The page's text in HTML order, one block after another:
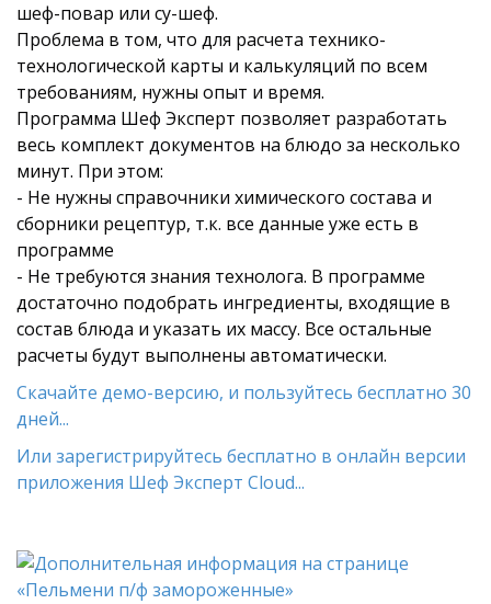
шеф-повар или су-шеф.
Проблема в том, что для расчета технико-
технологической карты и калькуляций по всем
требованиям, нужны опыт и время.
Программа Шеф Эксперт позволяет разработать
весь комплект документов на блюдо за несколько
минут. При этом:
- Не нужны справочники химического состава и
сборники рецептур, т.к. все данные уже есть в
программе
- Не требуются знания технолога. В программе
достаточно подобрать ингредиенты, входящие в
состав блюда и указать их массу. Все остальные
расчеты будут выполнены автоматически.
Скачайте демо-версию, и пользуйтесь бесплатно 30
дней...
Или зарегистрируйтесь бесплатно в онлайн версии
приложения Шеф Эксперт Cloud...